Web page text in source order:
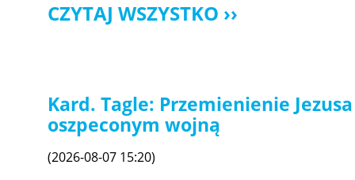
CZYTAJ WSZYSTKO
Kard. Tagle: Przemienienie
oszpeconym wojną
(2026-08-07 15:20)